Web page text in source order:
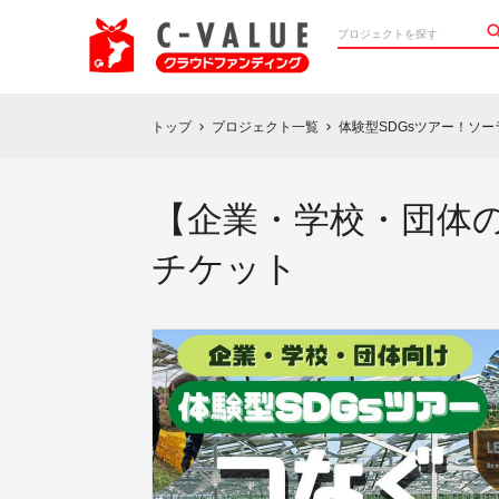
トップ chevron_right プロジェクト一覧 chevron_right 体験型SDGsツアー！ソ
【企業・学校・団
チケット